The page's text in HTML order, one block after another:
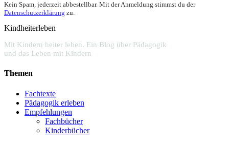
Kein Spam, jederzeit abbestellbar. Mit der Anmeldung stimmst du der
Datenschutzerklärung zu.
Kindheiterleben
Mit Kindern heiter leben. Ein Blog über Pädagogik
und das Leben mit Kindern
Themen
Fachtexte
Pädagogik erleben
Empfehlungen
Fachbücher
Kinderbücher